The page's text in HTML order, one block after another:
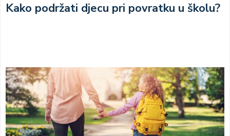
Kako podržati djecu pri povratku u školu?